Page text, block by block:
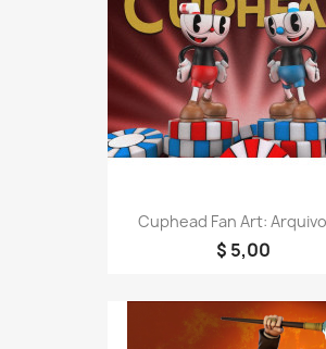
Cuphead Fan Art:
$ 5,00